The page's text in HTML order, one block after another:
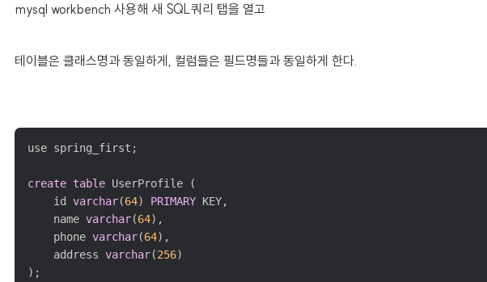
mysql workbench 사용해 새 SQL쿼리 탭을 열고
테이블은 클래스명과 동일하게, 컬럼들은 필드명들과 동일하게 한다.
use spring_first;
create table UserProfile (
	id
varchar(64) PRIMARY KEY,
	name
varchar(64),
	phone
varchar(64),
	address
varchar(256)
);